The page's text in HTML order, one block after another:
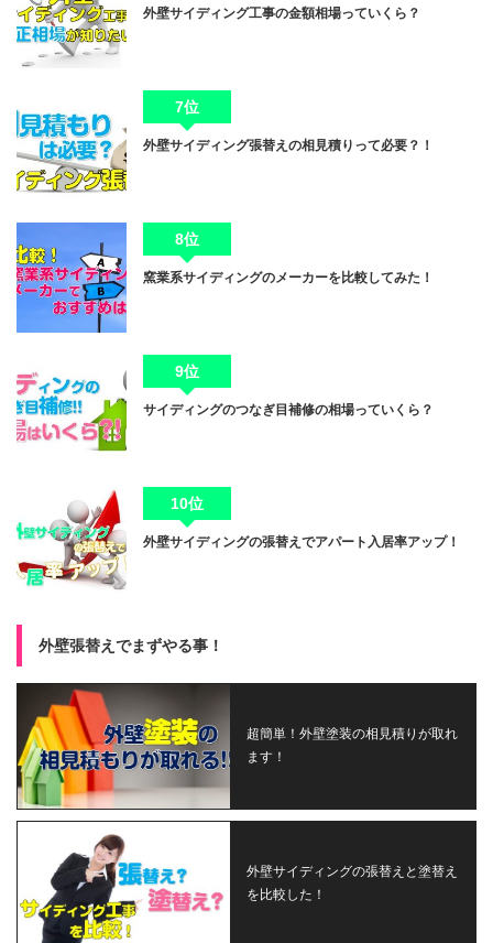
外壁サイディング工事の金額相場っていくら？
7位
外壁サイディング張替えの相見積りって必要？！
8位
窯業系サイディングのメーカーを比較してみた！
9位
サイディングのつなぎ目補修の相場っていくら？
10位
外壁サイディングの張替えでアパート入居率アップ！
外壁張替えでまずやる事！
超簡単！外壁塗装の相見積りが取れ
ます！
外壁サイディングの張替えと塗替え
を比較した！